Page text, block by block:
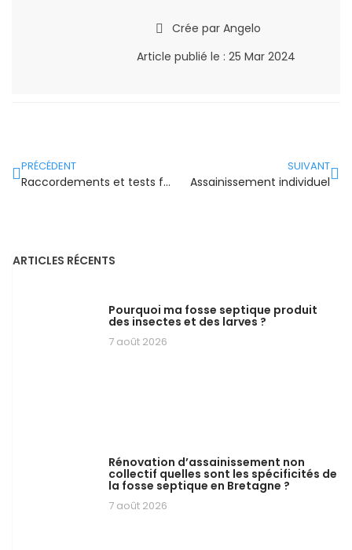
Crée parAngelo
Article publié le : 25 Mar 2024
PRÉCÉDENT
Raccordements et tests fosse septique
SUIVANT
Assainissement individuel
ARTICLES RÉCENTS
Pourquoi ma fosse septique produit
des insectes et des larves ?
7 août 2026
Rénovation d’assainissement non
collectif quelles sont les spécificités de
la fosse septique en Bretagne ?
7 août 2026